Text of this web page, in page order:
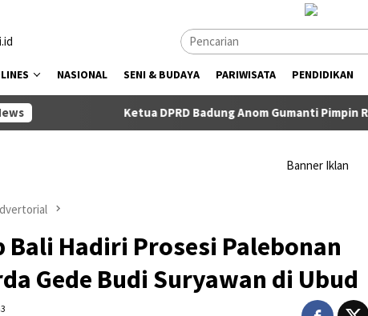
NASIONAL SENI & BUDAYA PARIWISATA PENDIDIKAN
Ketua DPRD Badung Anom Gumanti Pimpin Rapat
Bali Hadiri Prosesi Palebonan
Gede Budi Suryawan di Ubud